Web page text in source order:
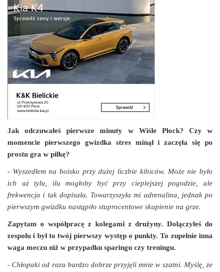
Jak odczuwałeś pierwsze minuty w Wiśle Płock? Czy w
momencie pierwszego gwizdka stres minął i zaczęła się po
prostu gra w piłkę?
- Wyszedłem na boisko przy dużej liczbie kibiców. Może nie było
ich aż tylu, ilu mogłoby być przy cieplejszej pogodzie, ale
frekwencja i tak dopisała. Towarzyszyła mi adrenalina, jednak po
pierwszym gwizdku nastąpiło stuprocentowe skupienie na grze.
Zapytam o współpracę z kolegami z drużyny. Dołączyłeś do
zespołu i był to twój pierwszy występ o punkty. To zupełnie inna
waga meczu niż w przypadku sparingu czy treningu.
- Chłopaki od razu bardzo dobrze przyjęli mnie w szatni. Myślę, że